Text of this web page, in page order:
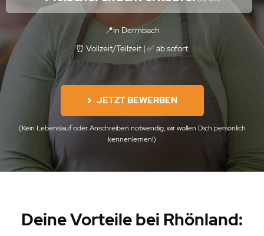
📍in Dermbach
⏰ Vollzeit/Teilzeit | ✅ab sofort
JETZT BEWERBEN
(Kein Lebenslauf oder Anschreiben notwendig, wir wollen Dich persönlich
kennenlernen!)
Deine Vorteile bei Rhönland: